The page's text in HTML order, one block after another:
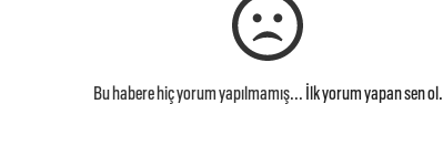
Bu habere hiç yorum yapılmamış... İlk yorum yapan sen ol.